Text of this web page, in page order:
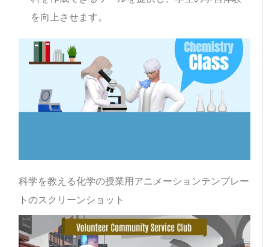
を向上させます。
科学を教える化学の授業用アニメーションテンプレー
トのスクリーンショット